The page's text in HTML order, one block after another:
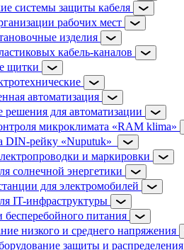
системы защиты кабеля
рабочих мест
изделия
кабель-каналов
щитки
автоматизация
решения для автоматизации
микроклимата «RAM klima»
рейку «Nuputuk»
и маркировки
солнечной энергетики
для электромобилей
IT-инфраструктуры
питания
низкого и среднего напряжения
защиты и распределения